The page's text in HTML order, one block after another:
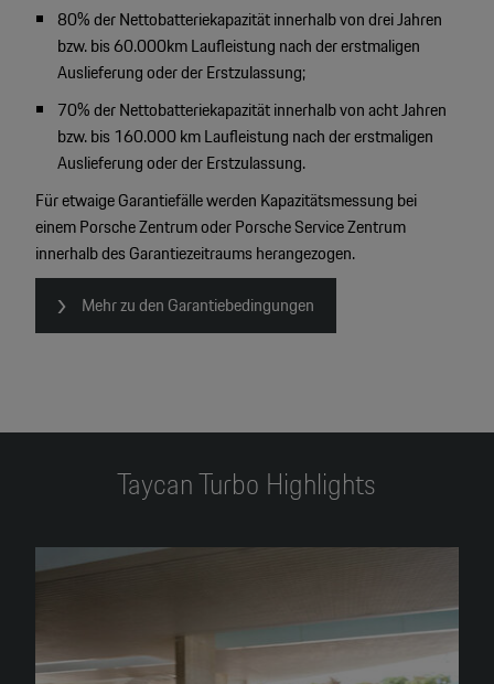
80% der Nettobatteriekapazität innerhalb von drei Jahren
bzw. bis 60.000km Laufleistung nach der erstmaligen
Auslieferung oder der Erstzulassung;
70% der Nettobatteriekapazität innerhalb von acht Jahren
bzw. bis 160.000 km Laufleistung nach der erstmaligen
Auslieferung oder der Erstzulassung.
Für etwaige Garantiefälle werden Kapazitätsmessung bei
einem Porsche Zentrum oder Porsche Service Zentrum
innerhalb des Garantiezeitraums herangezogen.
Mehr zu den Garantiebedingungen
Taycan Turbo Highlights
2
2